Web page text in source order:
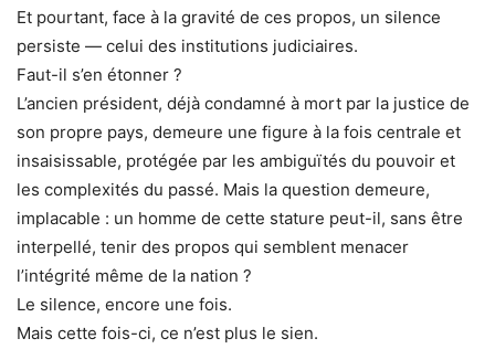
Et pourtant, face à la gravité de ces propos, un silence
persiste — celui des institutions judiciaires.
Faut-il s’en étonner ?
L’ancien président, déjà condamné à mort par la justice de
son propre pays, demeure une figure à la fois centrale et
insaisissable, protégée par les ambiguïtés du pouvoir et
les complexités du passé. Mais la question demeure,
implacable : un homme de cette stature peut-il, sans être
interpellé, tenir des propos qui semblent menacer
l’intégrité même de la nation ?
Le silence, encore une fois.
Mais cette fois-ci, ce n’est plus le sien.